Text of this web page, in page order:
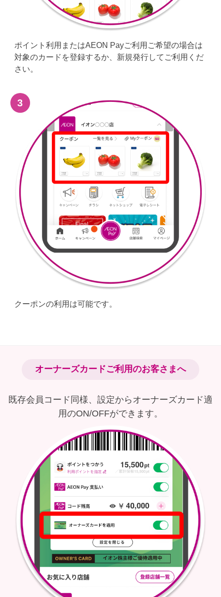
ポイント利用またはAEON Payご利用ご希望の場合は
対象のカードを登録するか、新規発行してご利用くだ
さい。​
3
クーポンの利用は可能です。​
オーナーズカードご利用のお客さまへ​​
既存会員コード同様、設定からオーナーズカード適
用のON/OFFができます。​